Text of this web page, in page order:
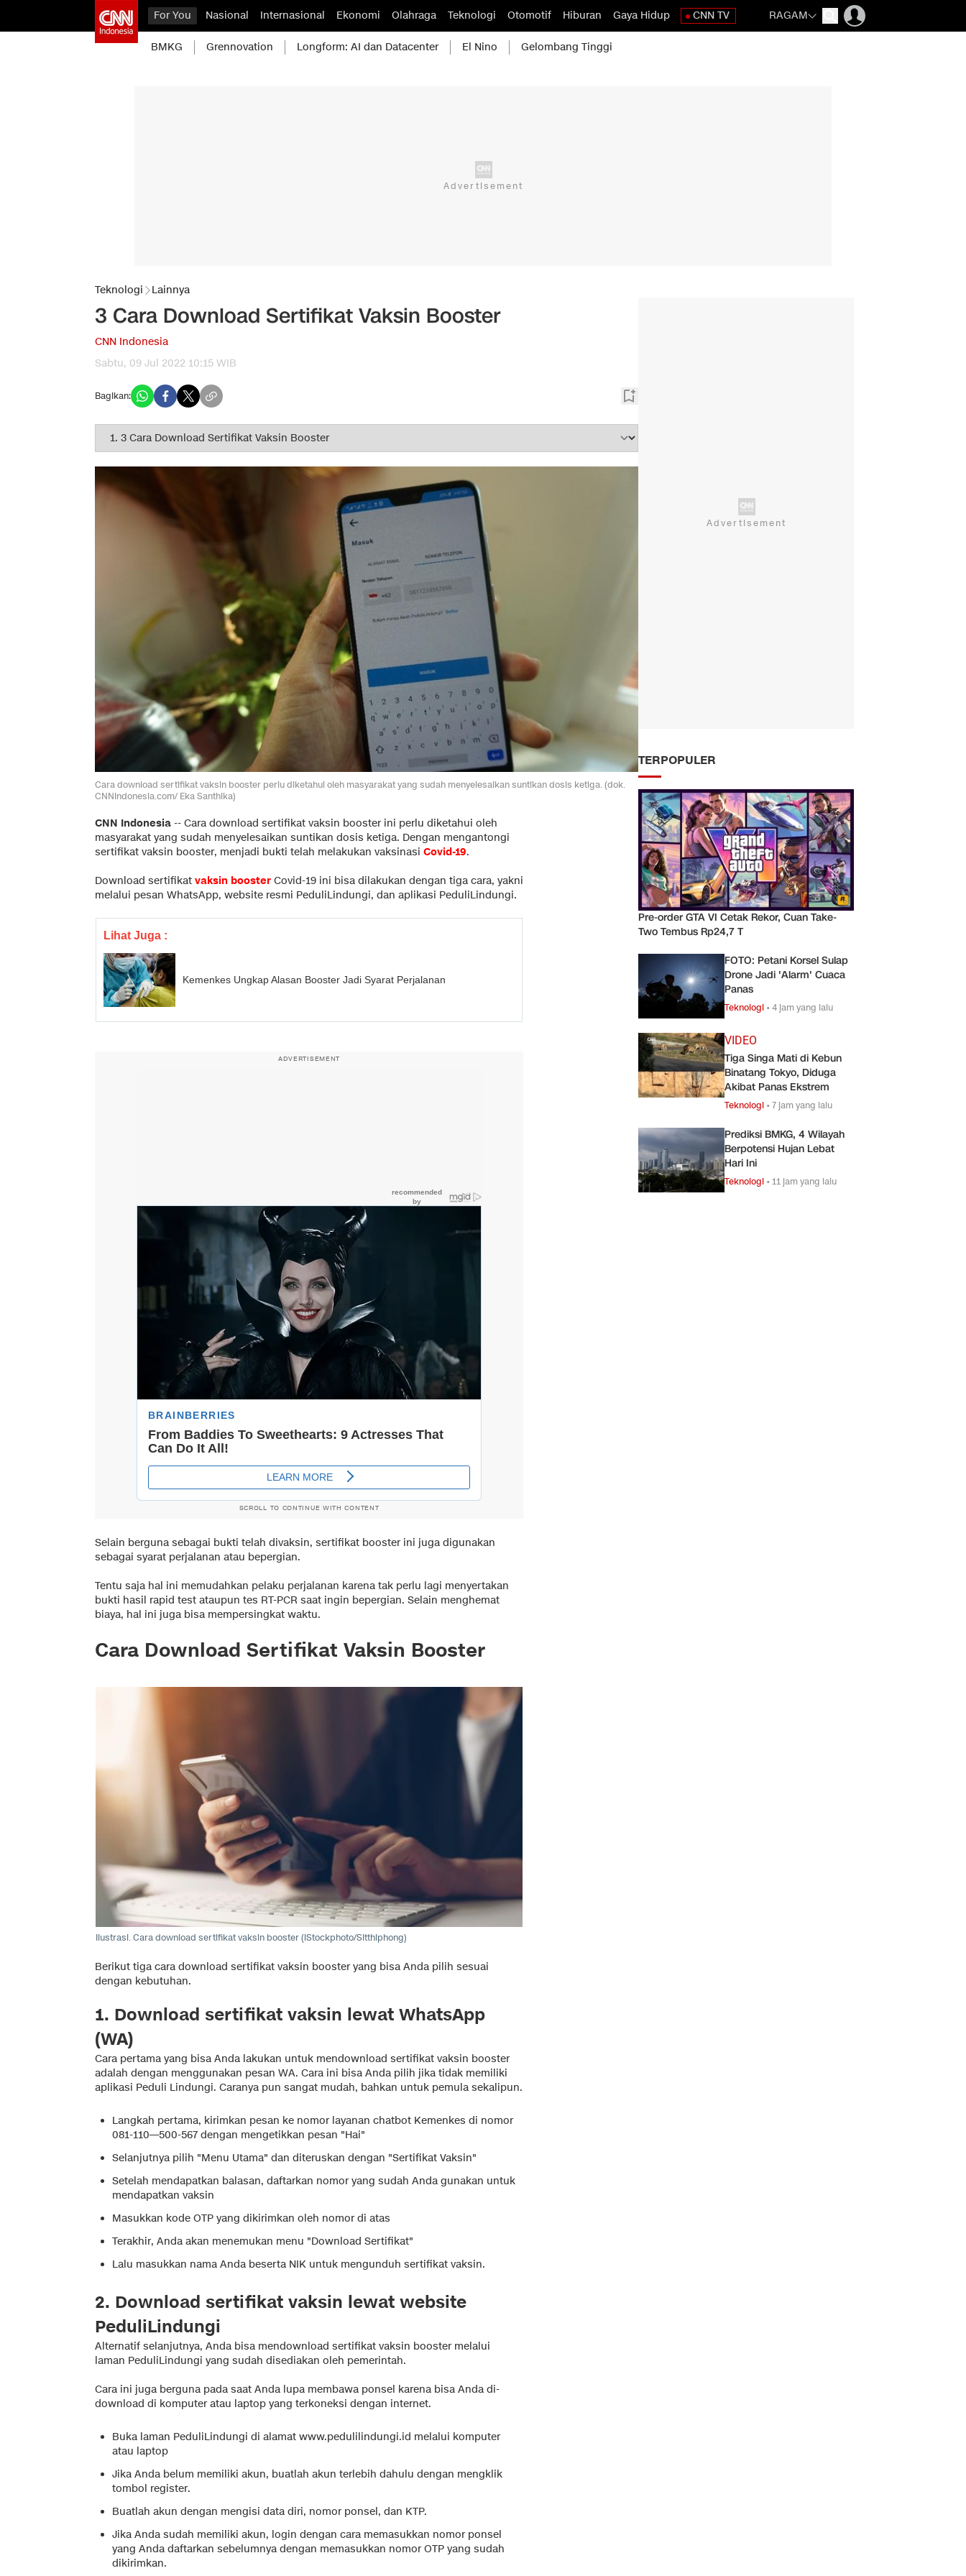
For You Nasional Internasional Ekonomi Olahraga Teknologi Otomotif Hiburan Gaya Hidup CNN TV RAGAM
BMKG Grennovation Longform: AI dan Datacenter El Nino Gelombang Tinggi
Teknologi Lainnya
3 Cara Download Sertifikat Vaksin Booster
CNN Indonesia
Sabtu, 09 Jul 2022 10:15 WIB
Bagikan:
Cara download sertifikat vaksin booster perlu diketahui oleh masyarakat yang sudah menyelesaikan suntikan dosis ketiga. (dok.
CNNIndonesia.com/ Eka Santhika)
CNN Indonesia -- Cara download sertifikat vaksin booster ini perlu diketahui oleh
masyarakat yang sudah menyelesaikan suntikan dosis ketiga. Dengan mengantongi
sertifikat vaksin booster, menjadi bukti telah melakukan vaksinasi Covid-19.
Download sertifikat vaksin booster Covid-19 ini bisa dilakukan dengan tiga cara, yakni
melalui pesan WhatsApp, website resmi PeduliLindungi, dan aplikasi PeduliLindungi.
Lihat Juga :
Kemenkes Ungkap Alasan Booster Jadi Syarat Perjalanan
ADVERTISEMENT
SCROLL TO CONTINUE WITH CONTENT
Selain berguna sebagai bukti telah divaksin, sertifikat booster ini juga digunakan
sebagai syarat perjalanan atau bepergian.
Tentu saja hal ini memudahkan pelaku perjalanan karena tak perlu lagi menyertakan
bukti hasil rapid test ataupun tes RT-PCR saat ingin bepergian. Selain menghemat
biaya, hal ini juga bisa mempersingkat waktu.
Cara Download Sertifikat Vaksin Booster
Ilustrasi. Cara download sertifikat vaksin booster (iStockphoto/Sitthiphong)
Berikut tiga cara download sertifikat vaksin booster yang bisa Anda pilih sesuai
dengan kebutuhan.
1. Download sertifikat vaksin lewat WhatsApp
(WA)
Cara pertama yang bisa Anda lakukan untuk mendownload sertifikat vaksin booster
adalah dengan menggunakan pesan WA. Cara ini bisa Anda pilih jika tidak memiliki
aplikasi Peduli Lindungi. Caranya pun sangat mudah, bahkan untuk pemula sekalipun.
Langkah pertama, kirimkan pesan ke nomor layanan chatbot Kemenkes di nomor
081-110—500-567 dengan mengetikkan pesan "Hai"
Selanjutnya pilih "Menu Utama" dan diteruskan dengan "Sertifikat Vaksin"
Setelah mendapatkan balasan, daftarkan nomor yang sudah Anda gunakan untuk
mendapatkan vaksin
Masukkan kode OTP yang dikirimkan oleh nomor di atas
Terakhir, Anda akan menemukan menu "Download Sertifikat"
Lalu masukkan nama Anda beserta NIK untuk mengunduh sertifikat vaksin.
2. Download sertifikat vaksin lewat website
PeduliLindungi
Alternatif selanjutnya, Anda bisa mendownload sertifikat vaksin booster melalui
laman PeduliLindungi yang sudah disediakan oleh pemerintah.
Cara ini juga berguna pada saat Anda lupa membawa ponsel karena bisa Anda di-
download di komputer atau laptop yang terkoneksi dengan internet.
Buka laman PeduliLindungi di alamat www.pedulilindungi.id melalui komputer
atau laptop
Jika Anda belum memiliki akun, buatlah akun terlebih dahulu dengan mengklik
tombol register.
Buatlah akun dengan mengisi data diri, nomor ponsel, dan KTP.
Jika Anda sudah memiliki akun, login dengan cara memasukkan nomor ponsel
yang Anda daftarkan sebelumnya dengan memasukkan nomor OTP yang sudah
dikirimkan.
TERPOPULER
Pre-order GTA VI Cetak Rekor, Cuan Take-
Two Tembus Rp24,7 T
FOTO: Petani Korsel Sulap
Drone Jadi 'Alarm' Cuaca
Panas
Teknologi •4 jam yang lalu
VIDEO
Tiga Singa Mati di Kebun
Binatang Tokyo, Diduga
Akibat Panas Ekstrem
Teknologi •7 jam yang lalu
Prediksi BMKG, 4 Wilayah
Berpotensi Hujan Lebat
Hari Ini
Teknologi •11 jam yang lalu